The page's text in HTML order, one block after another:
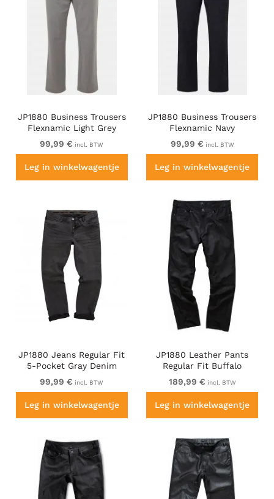
JP1880 Business Trousers
Flexnamic Light Grey
99,99 € incl. BTW
Leg in winkelwagentje
JP1880 Business Trousers
Flexnamic Navy
99,99 € incl. BTW
Leg in winkelwagentje
JP1880 Jeans Regular Fit
5-Pocket Gray Denim
99,99 € incl. BTW
Leg in winkelwagentje
JP1880 Leather Pants
Regular Fit Buffalo
Nubuck Black
189,99 € incl. BTW
Leg in winkelwagentje